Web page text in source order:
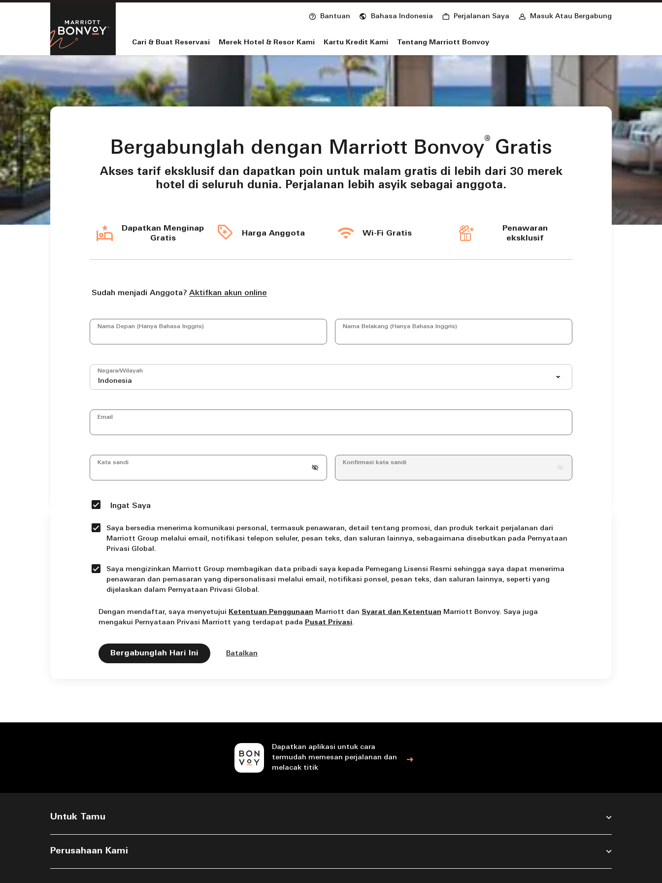
Skip to Content
Marriott Bonvoy
Bantuan
Membuka jendela baruBahasa Indonesia Perjalanan Saya Masuk Atau Bergabung
Cari & Buat Reservasi Merek Hotel & Resor Kami Kartu Kredit Kami Tentang Marriott Bonvoy
Bergabunglah dengan Marriott Bonvoy® Gratis
Akses tarif eksklusif dan dapatkan poin untuk malam gratis di lebih dari 30 merek
hotel di seluruh dunia. Perjalanan lebih asyik sebagai anggota.
Dapatkan Menginap
Gratis
Harga Anggota Wi-Fi Gratis
Penawaran
eksklusif
Sudah menjadi Anggota? Aktifkan akun online
Nama Depan (Hanya Bahasa Inggris) Nama Belakang (Hanya Bahasa Inggris)
Negara/Wilayah
Indonesia
Email
Kata sandi Konfirmasi kata sandi
Ingat Saya
Saya bersedia menerima komunikasi personal, termasuk penawaran, detail tentang promosi, dan produk terkait perjalanan dari
Marriott Group melalui email, notifikasi telepon seluler, pesan teks, dan saluran lainnya, sebagaimana disebutkan pada Pernyataan
Privasi Global.
Saya mengizinkan Marriott Group membagikan data pribadi saya kepada Pemegang Lisensi Resmi sehingga saya dapat menerima
penawaran dan pemasaran yang dipersonalisasi melalui email, notifikasi ponsel, pesan teks, dan saluran lainnya, seperti yang
dijelaskan dalam Pernyataan Privasi Global.
Dengan mendaftar, saya menyetujui Ketentuan Penggunaan Marriott dan Syarat dan Ketentuan Marriott Bonvoy. Saya juga
mengakui Pernyataan Privasi Marriott yang terdapat pada Pusat Privasi.
Bergabunglah Hari Ini Batalkan
Dapatkan aplikasi untuk cara
termudah memesan perjalanan dan
melacak titik
Untuk Tamu
Perusahaan Kami